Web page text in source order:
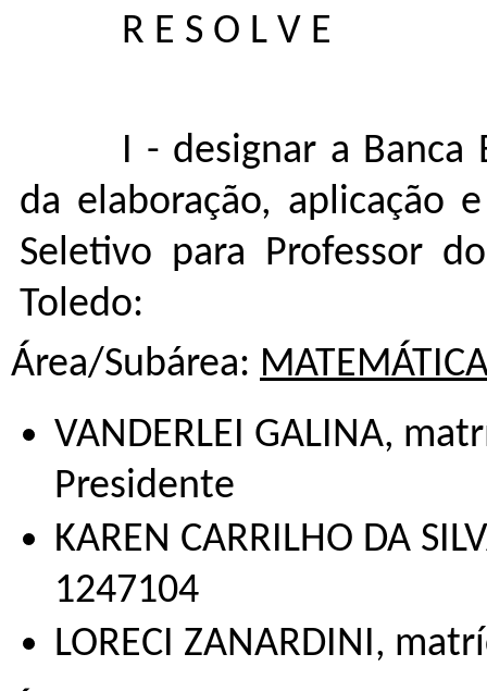
R E S O L V E
I - designar a Banca
da elaboração, aplicação
Seletivo para Professor
Toledo:
Área/Subárea:
VANDERLEI GALINA,
Presidente
KAREN CARRILHO DA
1247104
LORECI ZANARDINI,